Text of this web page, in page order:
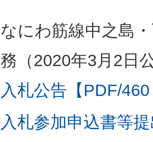
なにわ筋線中之島
務（2020年3月2日
入札公告【PDF/
入札参加申込書等